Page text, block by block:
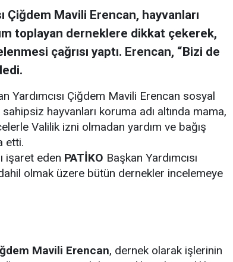
Çiğdem Mavili Erencan, hayvanları
toplayan derneklere dikkat çekerek,
çağrısı yaptı. Erencan, “Bizi de
Yardımcısı Çiğdem Mavili Erencan sosyal
hayvanları koruma adı altında mama,
Valilik izni olmadan yardım ve bağış
etti.
işaret eden PATİKO Başkan Yardımcısı
olmak üzere bütün dernekler incelemeye
Mavili Erencan, dernek olarak işlerinin